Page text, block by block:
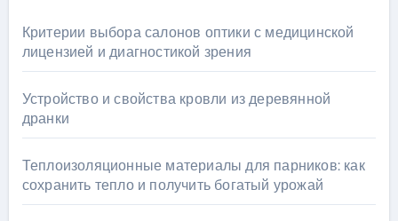
Критерии выбора салонов оптики с медицинской
лицензией и диагностикой зрения
Устройство и свойства кровли из деревянной
дранки
Теплоизоляционные материалы для парников: как
сохранить тепло и получить богатый урожай